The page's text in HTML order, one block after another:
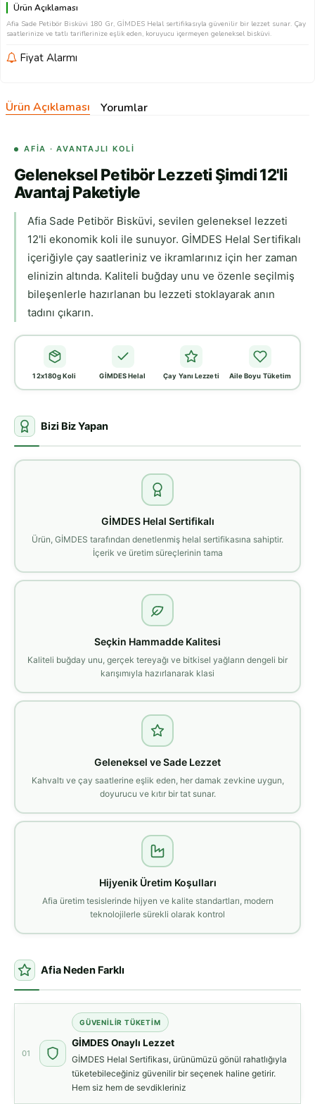
Ürün Açıklaması
Afia Sade Petibör Bisküvi 180 Gr, GİMDES Helal sertifikasıyla güvenilir bir lezzet sunar. Çay
saatlerinize ve tatlı tariflerinize eşlik eden, koruyucu içermeyen geleneksel bisküvi.
Fiyat Alarmı
Ürün Açıklaması Yorumlar
AFIA · AVANTAJLI KOLI
Geleneksel Petibör Lezzeti Şimdi 12'li
Avantaj Paketiyle
Afia Sade Petibör Bisküvi, sevilen geleneksel lezzeti
12'li ekonomik koli ile sunuyor. GİMDES Helal Sertifikalı
içeriğiyle çay saatleriniz ve ikramlarınız için her zaman
elinizin altında. Kaliteli buğday unu ve özenle seçilmiş
bileşenlerle hazırlanan bu lezzeti stoklayarak anın
tadını çıkarın.
12x180g Koli GİMDES Helal Çay Yanı Lezzeti Aile Boyu Tüketim
Bizi Biz Yapan
GİMDES Helal Sertifikalı
Ürün, GİMDES tarafından denetlenmiş helal sertifikasına sahiptir.
İçerik ve üretim süreçlerinin tama
Seçkin Hammadde Kalitesi
Kaliteli buğday unu, gerçek tereyağı ve bitkisel yağların dengeli bir
karışımıyla hazırlanarak klasi
Geleneksel ve Sade Lezzet
Kahvaltı ve çay saatlerine eşlik eden, her damak zevkine uygun,
doyurucu ve kıtır bir tat sunar.
Hijyenik Üretim Koşulları
Afia üretim tesislerinde hijyen ve kalite standartları, modern
teknolojilerle sürekli olarak kontrol
Afia Neden Farklı
01
GÜVENILIR TÜKETIM
GİMDES Onaylı Lezzet
GİMDES Helal Sertifikası, ürünümüzü gönül rahatlığıyla
tüketebileceğiniz güvenilir bir seçenek haline getirir.
Hem siz hem de sevdikleriniz